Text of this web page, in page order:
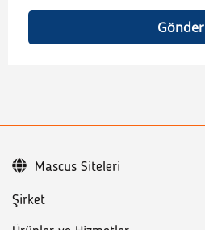
Gönder
Şirket
Mascus Siteleri